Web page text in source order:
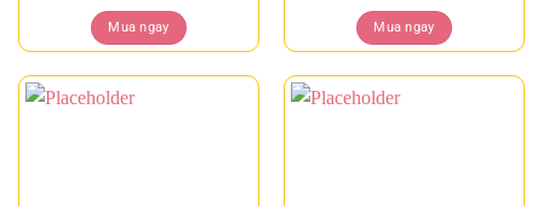
Mua ngay Mua ngay